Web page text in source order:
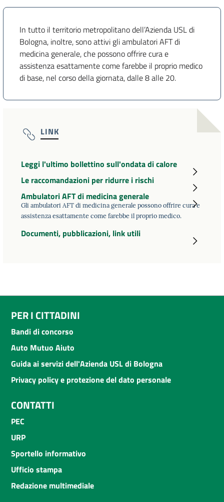
In tutto il territorio metropolitano dell’Azienda USL di
Bologna, inoltre, sono attivi gli ambulatori AFT di
medicina generale, che possono offrire cura e
assistenza esattamente come farebbe il proprio medico
di base, nel corso della giornata, dalle 8 alle 20.
LINK
Leggi l'ultimo bollettino sull'ondata di calore
Le raccomandazioni per ridurre i rischi
Ambulatori AFT di medicina generale
Gli ambulatori AFT di medicina generale possono offrire cura e
assistenza esattamente come farebbe il proprio medico.
Documenti, pubblicazioni, link utili
PER I CITTADINI
Bandi di concorso
Auto Mutuo Aiuto
Guida ai servizi dell'Azienda USL di Bologna
Privacy policy e protezione del dato personale
CONTATTI
PEC
URP
Sportello informativo
Ufficio stampa
Redazione multimediale